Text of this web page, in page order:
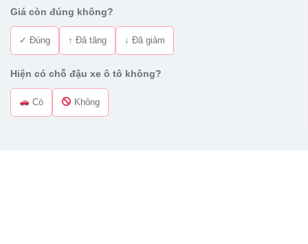
Giá còn đúng không?
✓ Đúng ↑ Đã tăng ↓ Đã giảm
Hiện có chỗ đậu xe ô tô không?
Có Không